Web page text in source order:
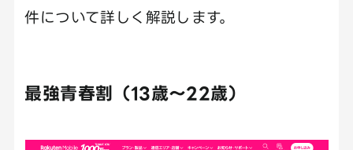
件について詳しく解説します。
最強青春割（13歳〜22歳）